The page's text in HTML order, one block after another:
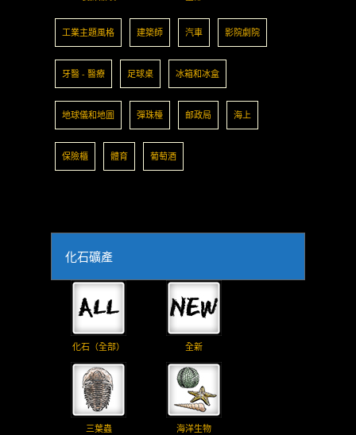
工業主題風格 建築師 汽車 影院劇院
牙醫 - 醫療 足球桌 冰箱和冰盒
地球儀和地圖 彈珠檯 邮政局 海上
保險櫃 體育 葡萄酒
化石礦產
化石（全部） 全新
三葉蟲 海洋生物